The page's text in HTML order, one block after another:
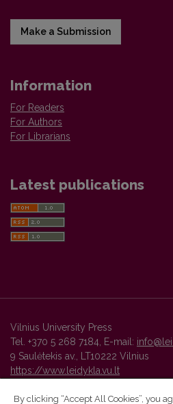
Make a Submission
Information
For Readers
For Authors
For Librarians
Latest publications
Vilnius University Press
Tel. +370 5 268 7184, E-mail:
9 Saulėtekis av., LT10222 Vilnius
https://www.leidykla.vu.lt
By clicking “Accept All Cookies”, you